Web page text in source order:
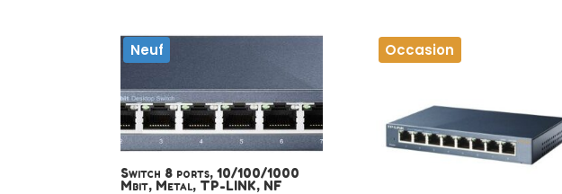
Neuf
Switch 8 ports, 10/100/1000
Mbit, Metal, TP-LINK, NF
Occasion